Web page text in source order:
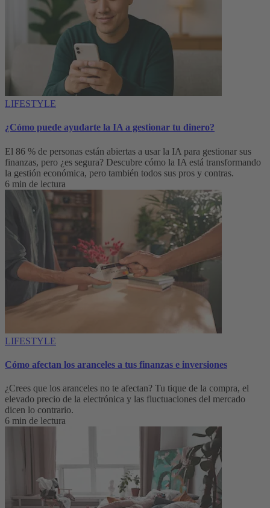
LIFESTYLE
¿Cómo puede ayudarte la IA a gestionar tu dinero?
El 86 % de personas están abiertas a usar la IA para gestionar sus
finanzas, pero ¿es segura? Descubre cómo la IA está transformando
la gestión económica, pero también todos sus pros y contras.
6 min de lectura
LIFESTYLE
Cómo afectan los aranceles a tus finanzas e inversiones
¿Crees que los aranceles no te afectan? Tu tique de la compra, el
elevado precio de la electrónica y las fluctuaciones del mercado
dicen lo contrario.
6 min de lectura